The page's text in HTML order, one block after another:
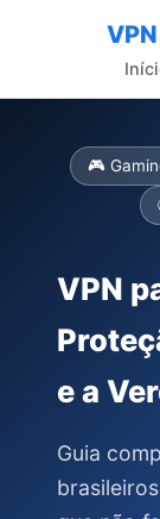
🎮
VPN
e a
Guia